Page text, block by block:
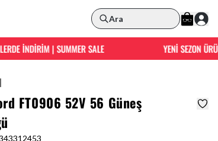
Ara
İNDİRİM | SUMMER SALE YENİ SEZON
FT0906 52V 56 Güneş